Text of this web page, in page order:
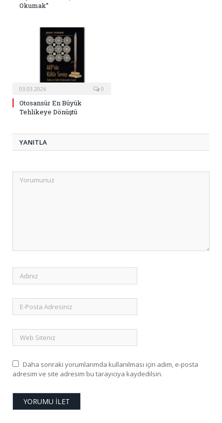
Okumak”
03.03.2026 0
Otosansür En Büyük
Tehlikeye Dönüştü
YANITLA
Daha sonraki yorumlarımda kullanılması için adım, e-posta
adresim ve site adresim bu tarayıcıya kaydedilsin.